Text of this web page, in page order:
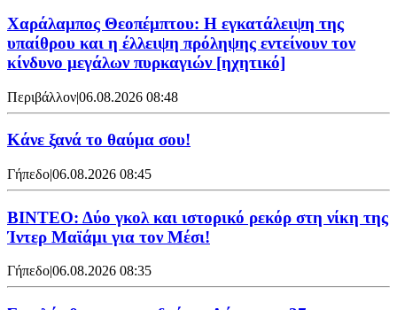
Χαράλαμπος Θεοπέμπτου: Η εγκατάλειψη της
υπαίθρου και η έλλειψη πρόληψης εντείνουν τον
κίνδυνο μεγάλων πυρκαγιών [ηχητικό]
Περιβάλλον|06.08.2026 08:48
Κάνε ξανά το θαύμα σου!
Γήπεδο|06.08.2026 08:45
ΒΙΝΤΕΟ: Δύο γκολ και ιστορικό ρεκόρ στη νίκη της
Ίντερ Μαϊάμι για τον Μέσι!
Γήπεδο|06.08.2026 08:35